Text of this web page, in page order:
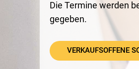
Die Termine werden
gegeben.
VERKAUFSOFFENE